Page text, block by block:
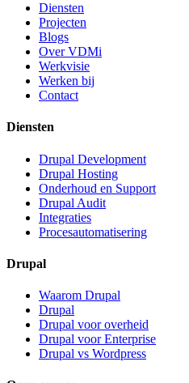
Diensten
Projecten
Blogs
Over VDMi
Werkvisie
Werken bij
Contact
Diensten
Drupal Development
Drupal Hosting
Onderhoud en Support
Drupal Audit
Integraties
Procesautomatisering
Drupal
Waarom Drupal
Drupal
Drupal voor overheid
Drupal voor Enterprise
Drupal vs Wordpress